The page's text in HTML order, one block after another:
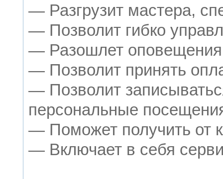
— Разгрузит мастера,
— Позволит гибко
— Разошлет оповещения
— Позволит принять
— Позволит
персональные
— Поможет получить от
— Включает в себя